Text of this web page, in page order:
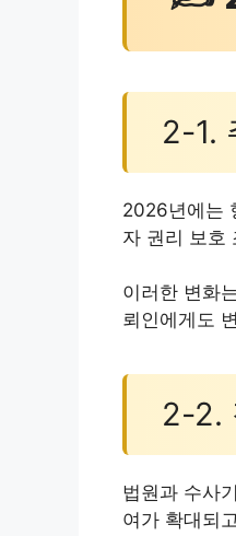
2-1.
2026년에는
자 권리 보호
이러한 변화
뢰인에게도
2-2.
법원과 수사
여가 확대되